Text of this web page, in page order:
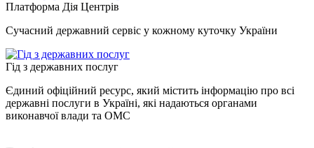
Платформа Дія Центрів
Сучасний державний сервіс у кожному куточку України
Гід з державних послуг
Єдиний офіційний ресурс, який містить інформацію про всі
державні послуги в Україні, які надаються органами
виконавчої влади та ОМС